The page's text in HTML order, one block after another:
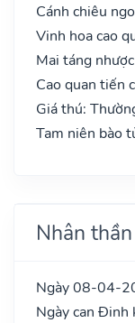
Cánh chiêu
Vinh hoa cao
Mai táng
Cao quan tiến
Giá thú:
Tam niên bào
Nhân
Ngày 08-04-
Ngày can